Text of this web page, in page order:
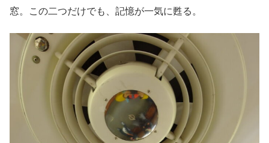
窓。この二つだけでも、記憶が一気に甦る。